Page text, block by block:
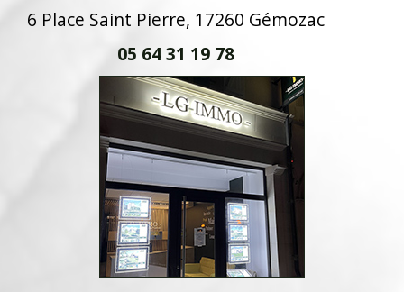
6 Place Saint Pierre, 17260 Gémozac
05 64 31 19 78